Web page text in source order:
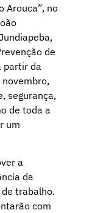
Arouca”, no
de
partir da
segurança,
de toda a
um
a
da
trabalho.
com